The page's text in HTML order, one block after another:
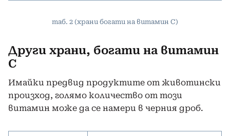
таб. 2 (храни богати на витамин C)
Други храни, богати на витамин
С
Имайки предвид продуктите от животински
произход, голямо количество от този
витамин може да се намери в черния дроб.